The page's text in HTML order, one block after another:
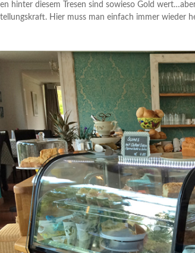
hinter diesem Tresen sind sowieso Gold
Hier muss man einfach immer wieder